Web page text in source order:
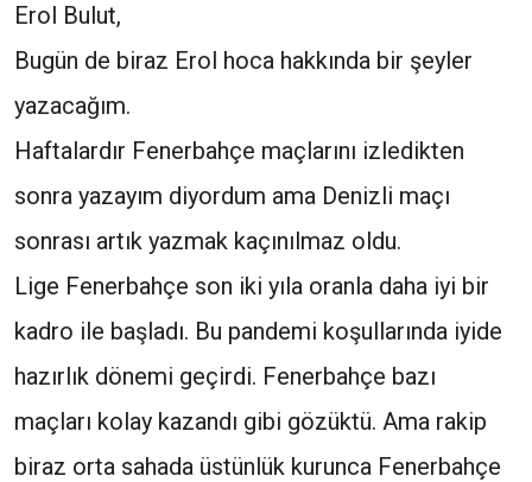
Erol Bulut,
Bugün de biraz Erol hoca hakkında bir şeyler
yazacağım.
Haftalardır Fenerbahçe maçlarını izledikten
sonra yazayım diyordum ama Denizli maçı
sonrası artık yazmak kaçınılmaz oldu.
Lige Fenerbahçe son iki yıla oranla daha iyi bir
kadro ile başladı. Bu pandemi koşullarında iyide
hazırlık dönemi geçirdi. Fenerbahçe bazı
maçları kolay kazandı gibi gözüktü. Ama rakip
biraz orta sahada üstünlük kurunca Fenerbahçe